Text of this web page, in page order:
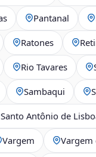
Pantanal
Ratones
Rio Tavares
Sambaqui
Santo Antônio de
Vargem Vargem